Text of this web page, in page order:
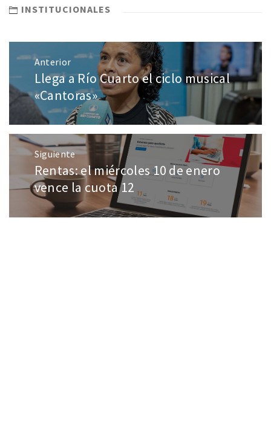
INSTITUCIONALES
Anterior
Llega a Río Cuarto el ciclo musical
«Cantoras»
Siguiente
Rentas: el miércoles 10 de enero
vence la cuota 12